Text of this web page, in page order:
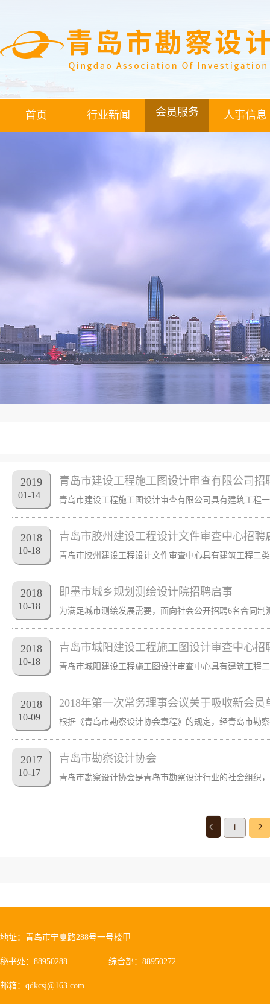
首页 行业新闻 会员服务 人事信息
2019
01-14
青岛市建设工程施工图设计审查有限公司招
2018
10-18
青岛市胶州建设工程设计文件审查中心招聘
2018
10-18
即墨市城乡规划测绘设计院招聘启事
2018
10-18
青岛市城阳建设工程施工图设计审查中心招
2018
10-09
2018年第一次常务理事会议关于吸收新会员
2017
10-17
青岛市勘察设计协会
1 2
地址：青岛市宁夏路288号一号楼甲
秘书处：88950288 综合部：88950272
邮箱：qdkcsj@163.com